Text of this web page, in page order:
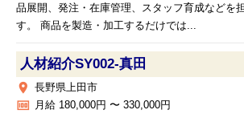
品展開、発注・在庫管理、スタッフ育成などを
す。 商品を製造・加工するだけでは...
人材紹介SY002‐真田
place 長野県上田市
money 月給 180,000円 〜 330,000円